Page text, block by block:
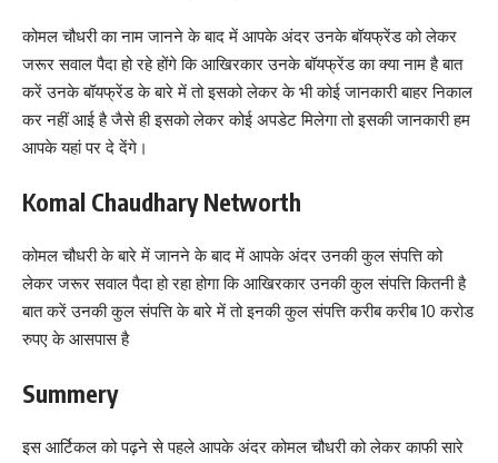
कोमल चौधरी का नाम जानने के बाद में आपके अंदर उनके बॉयफ्रेंड को लेकर
जरूर सवाल पैदा हो रहे होंगे कि आखिरकार उनके बॉयफ्रेंड का क्या नाम है बात
करें उनके बॉयफ्रेंड के बारे में तो इसको लेकर के भी कोई जानकारी बाहर निकाल
कर नहीं आई है जैसे ही इसको लेकर कोई अपडेट मिलेगा तो इसकी जानकारी हम
आपके यहां पर दे देंगे।
Komal Chaudhary Networth
कोमल चौधरी के बारे में जानने के बाद में आपके अंदर उनकी कुल संपत्ति को
लेकर जरूर सवाल पैदा हो रहा होगा कि आखिरकार उनकी कुल संपत्ति कितनी है
बात करें उनकी कुल संपत्ति के बारे में तो इनकी कुल संपत्ति करीब करीब 10 करोड
रुपए के आसपास है
Summery
इस आर्टिकल को पढ़ने से पहले आपके अंदर कोमल चौधरी को लेकर काफी सारे